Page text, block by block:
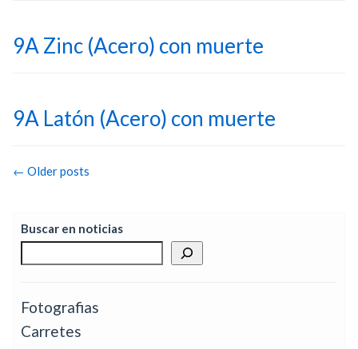
9A Zinc (Acero) con muerte
9A Latón (Acero) con muerte
Post
← Older posts
Buscar en noticias
Fotografias
Carretes